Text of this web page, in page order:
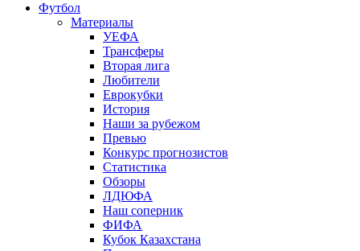
Футбол
Материалы
УЕФА
Трансферы
Вторая лига
Любители
Еврокубки
История
Наши за рубежом
Превью
Конкурс прогнозистов
Статистика
Обзоры
ЛДЮФА
Наш соперник
ФИФА
Кубок Казахстана